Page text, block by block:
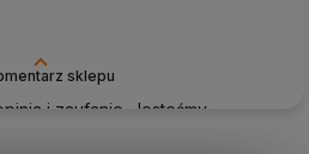
sklepu
i zaufanie. Jesteśmy